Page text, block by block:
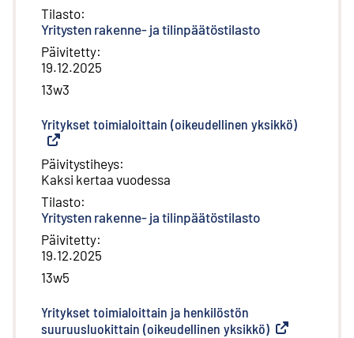
Tilasto:
Yritysten rakenne- ja tilinpäätöstilasto
Päivitetty:
19.12.2025
13w3
Yritykset toimialoittain (oikeudellinen yksikkö)
Päivitystiheys:
Kaksi kertaa vuodessa
Tilasto:
Yritysten rakenne- ja tilinpäätöstilasto
Päivitetty:
19.12.2025
13w5
Yritykset toimialoittain ja henkilöstön
suuruusluokittain (oikeudellinen yksikkö) Ulkoinen linkki